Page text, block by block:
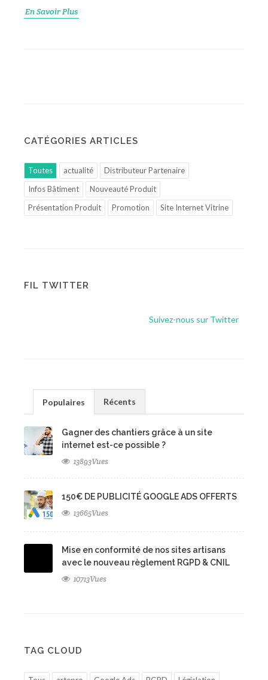
En Savoir Plus
CATÉGORIES ARTICLES
Toutes actualité
Distributeur Partenaire
Infos Bâtiment
Nouveauté Produit
Présentation Produit
Promotion Site Internet Vitrine
FIL TWITTER
Suivez-nous sur Twitter
Populaires Récents
Gagner des chantiers grâce à un site
internet est-ce possible ?
13893Vues
150€ DE PUBLICITÉ GOOGLE ADS OFFERTS
13665Vues
Mise en conformité de nos sites artisans
avec le nouveau règlement RGPD & CNIL
10713Vues
TAG CLOUD